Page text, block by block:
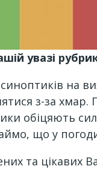
увазі
на
з-за
обіцяють
що у
та цікавих